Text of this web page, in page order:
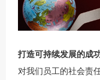
打造可持续发展的成
对我们员工的社会责